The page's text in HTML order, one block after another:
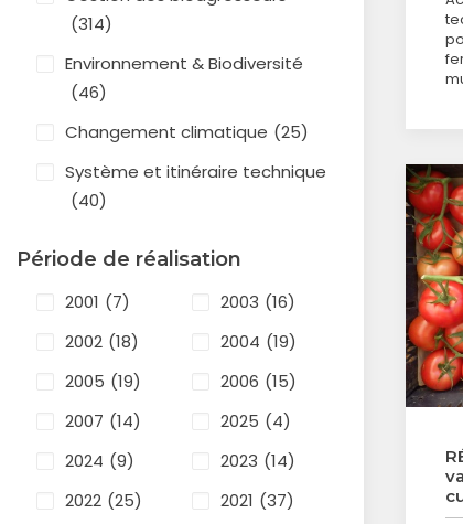
(314)
Environnement & Biodiversité
(46)
Changement climatique (25)
Système et itinéraire technique
(40)
Période de réalisation
2001 (7) 2003 (16)
2002 (18) 2004 (19)
2005 (19) 2006 (15)
2007 (14) 2025 (4)
2024 (9) 2023 (14)
2022 (25) 2021 (37)